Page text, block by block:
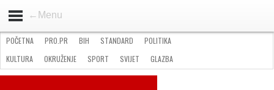
←Menu
STANDARD
GOSPODARSTVO
OKRUŽENJE
POČETNA PRO.PR BIH STANDARD
POLITIKA
KULTURA
OKRUŽENJE SPORT SVIJET
GLAZBA
NATJEČAJI
FILMING LOCATION IN BH KONTAKT